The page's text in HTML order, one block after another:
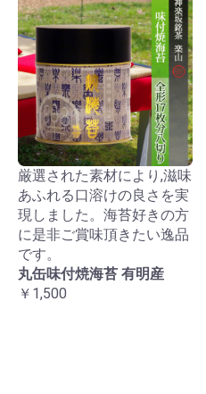
厳選された素材により,滋味
あふれる口溶けの良さを実
現しました。海苔好きの方
に是非ご賞味頂きたい逸品
です。
丸缶味付焼海苔 有明産
￥1,500